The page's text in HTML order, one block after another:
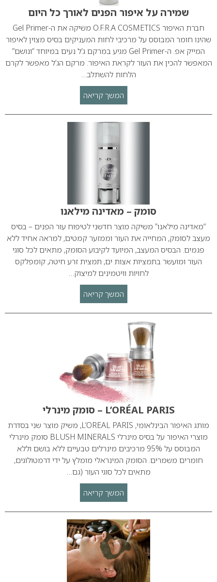
שמירה על איפור הפנים לאורך כל היום
חברת האיפור O.F.R.A COSMETICS משיקה את ה-Gel Primer
שהינו חומר המבוסס על מרכיבי לחות המעניקים בסיס מצוין לאיפור
המייק אפ. ה-Gel Primer מגיע במרקם ג’ל נעים במיוחד “ונושם”
המאפשר להכין את העור לקראת האיפור. מרקם הג’ל מאפשר לקרם
הלחות להשתלב…
המשך קריאה
סומק – מאדינה מילאנו
“מאדינה מילאנו” משיקה מוצר חדשני לטיפוח עור הפנים – בסיס
מעצב לסומק, המחייה את העור וממזער קמטים, למראה אחיד ללא
פגמים. הבסיס המעצב, המיועד לקיבוע הסומק, מתאים לכל סוגי
העור ומועשר בתמציות אצות ים, תמצית זרע חיטה, קומפלקס
לחויות וויטמינים למיצוק…
המשך קריאה
L’ORÉAL PARIS – סומק מינרלי
מותג האיפור הבינלאומי, L’OREAL PARIS, משיק מוצר שני בסדרת
מוצרי האיפור על בסיס מינרלי BLUSH MINERALS סומק מינרלי
המבוסס על 95% מרכיבים מינרלים טבעיים ללא בושם וללא
חומרים משמרים. הסומק המינראלי מומלץ על ידי דרמטולוגים,
מתאים לכל סוגי העור (גם…
המשך קריאה